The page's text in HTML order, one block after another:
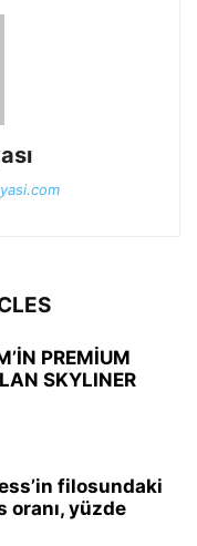
PREMİUM
SKYLINER
filosundaki
oranı, yüzde